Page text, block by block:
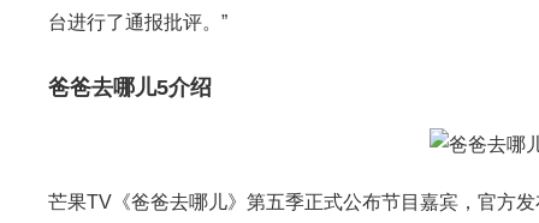
台进行了通报批评。”
爸爸去哪儿5介绍
芒果TV《爸爸去哪儿》第五季正式公布节目嘉宾，官方